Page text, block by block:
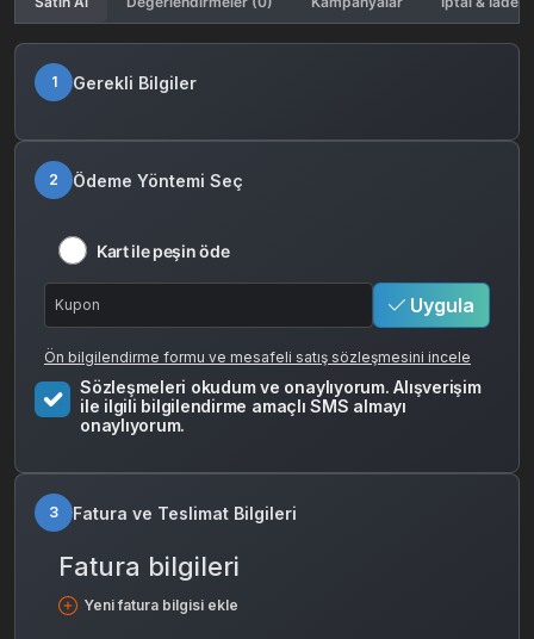
1 Gerekli Bilgiler
2 Ödeme Yöntemi Seç
Kart ile peşin öde
Uygula
Ön bilgilendirme formu ve mesafeli satış sözleşmesini incele
Sözleşmeleri okudum ve onaylıyorum. Alışverişim
ile ilgili bilgilendirme amaçlı SMS almayı
onaylıyorum.
3 Fatura ve Teslimat Bilgileri
Fatura bilgileri
Yeni fatura bilgisi ekle